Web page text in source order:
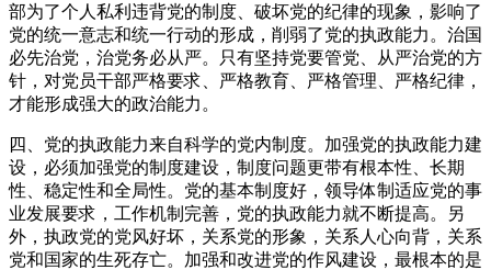
部为了个人私利违背党的制度、破坏党的纪律的现象，影响了
党的统一意志和统一行动的形成，削弱了党的执政能力。治国
必先治党，治党务必从严。只有坚持党要管党、从严治党的方
针，对党员干部严格要求、严格教育、严格管理、严格纪律，
才能形成强大的政治能力。
四、党的执政能力来自科学的党内制度。加强党的执政能力建
设，必须加强党的制度建设，制度问题更带有根本性、长期
性、稳定性和全局性。党的基本制度好，领导体制适应党的事
业发展要求，工作机制完善，党的执政能力就不断提高。另
外，执政党的党风好坏，关系党的形象，关系人心向背，关系
党和国家的生死存亡。加强和改进党的作风建设，最根本的是